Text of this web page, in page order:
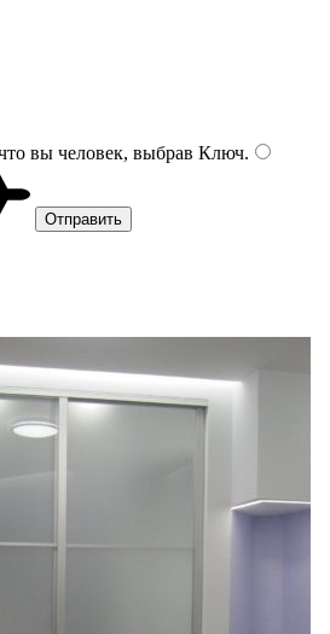
вы человек, выбрав Ключ.